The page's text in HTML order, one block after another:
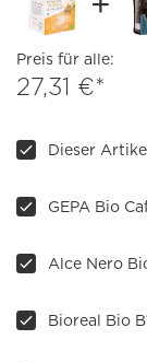
Preis für alle:
27,31 €*
Bioreal Bio